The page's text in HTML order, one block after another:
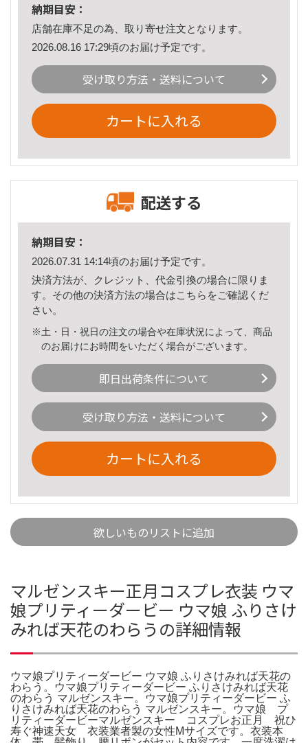
納期目安：
店舗在庫不足の為、取り寄せ注文となります。
2026.08.16 17:29頃のお届け予定です。
受け取り方法・送料について
カートに入れる
配送する
納期目安：
2026.07.31 14:14頃のお届け予定です。
決済方法が、クレジット、代金引換の場合に限りま
す。その他の決済方法の場合はこちら をご確認くだ
さい。
※土・日・祝日の注文の場合や在庫状況によって、商品
のお届けにお時間をいただく場合がございます。
即日出荷条件について
受け取り方法・送料について
カートに入れる
欲しいものリストに追加
マルゼンスキー正月コスプレ衣装 ウマ
娘プリティーダービー ウマ娘 ふりさけ
みれば天花のわらうの詳細情報
ウマ娘プリティーダービー ウマ娘 ふりさけみれば天花の
わらう。ウマ娘プリティーダービー ふりさけみれば天花
のわらう マルゼンスキー。ウマ娘プリティーダービー ふ
りさけみれば天花のわらう マルゼンスキー。ウマ娘 プ
リティーダービーマルゼンスキー コスプレお正月 祝ひ
寿ぐ神速天女 衣装業者製の女性Mサイズです。衣装本